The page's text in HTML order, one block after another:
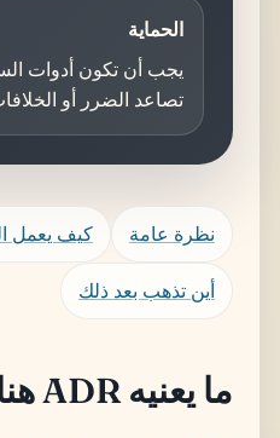
الحماية
يجب أن تكون أدوات
تصاعد الضرر أو
نظرة عامة كيف يعمل
أين تذهب بعد ذلك
ما يعنيه ADR هنا